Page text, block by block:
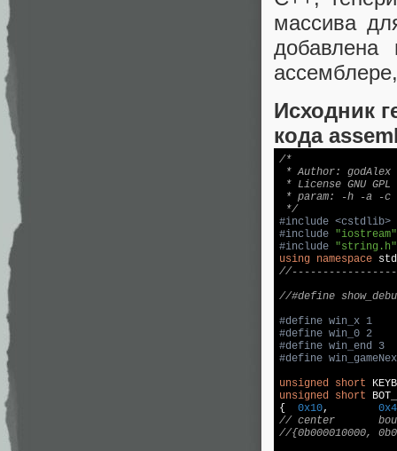
массива
добавлена
Исходник
кода
/*
* Author: godAlex
* License GNU
* param: -h -a -c
*/
#include <cstdlib>
#include "iostream"
#include "string.h"
using namespace std
//#define
#define win_x 1
#define win_0 2
#define win_end 3
#define
unsigned short
unsigned short
{ 0x10,
// center
//{0b000010000,